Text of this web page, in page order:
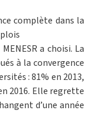
complète dans la
a choisi. La
à la convergence
: 81% en 2013,
2016. Elle regrette
d’une année